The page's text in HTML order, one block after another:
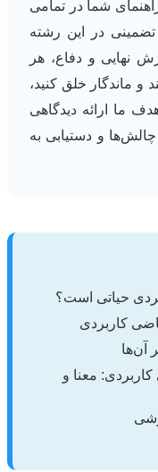
شما در تمامی
در این رشته
نهایی و دفاع، هر
و ماندگار خلق کنید،
ما ارائه دیدگاهی
و دستیابی به
حیاتی است؟
کاربردی
آن‌ها
معنا و